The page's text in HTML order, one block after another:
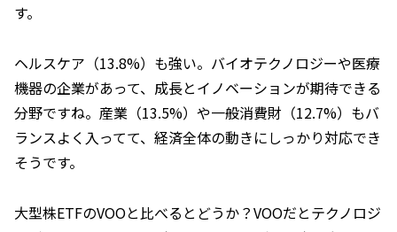
す。
ヘルスケア（13.8%）も強い。バイオテクノロジーや医療
機器の企業があって、成長とイノベーションが期待できる
分野ですね。産業（13.5%）や一般消費財（12.7%）もバ
ランスよく入ってて、経済全体の動きにしっかり対応でき
そうです。
大型株ETFのVOOと比べるとどうか？VOOだとテクノロジ